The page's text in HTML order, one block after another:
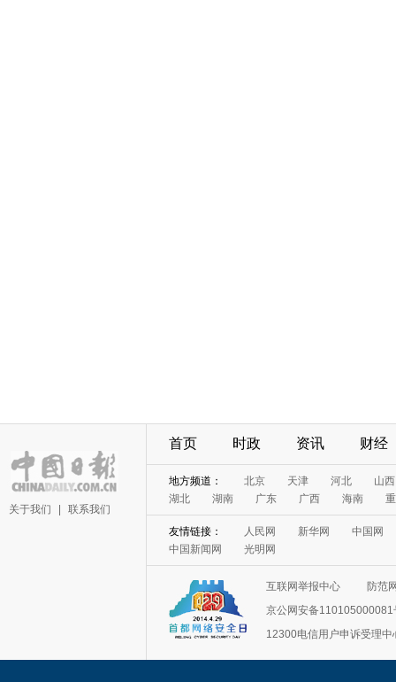
关于我们 联系我们
首页 时政 资讯 财经
地方频道： 北京 天津 河北
山西
湖北
湖南 广东 广西 海南
友情链接： 人民网 新华网
中国网
中国新闻网
光明网
互联网举报中心
防范
京公网安备110105000081
12300电信用户申诉受理中